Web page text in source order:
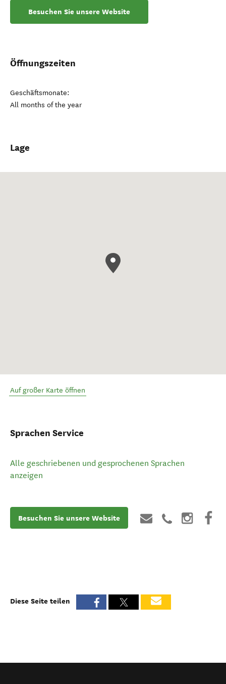
Besuchen Sie unsere Website
Öffnungszeiten
Geschäftsmonate:
All months of the year
Lage
Auf großer Karte öffnen
Sprachen Service
Alle geschriebenen und gesprochenen Sprachen
anzeigen
Besuchen Sie unsere Website
Diese Seite teilen